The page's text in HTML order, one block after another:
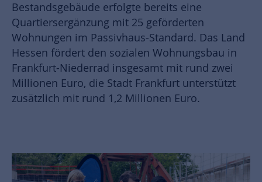
Bestandsgebäude erfolgte bereits eine
Quartiersergänzung mit 25 geförderten
Wohnungen im Passivhaus-Standard. Das Land
Hessen fördert den sozialen Wohnungsbau in
Frankfurt-Niederrad insgesamt mit rund zwei
Millionen Euro, die Stadt Frankfurt unterstützt
zusätzlich mit rund 1,2 Millionen Euro.